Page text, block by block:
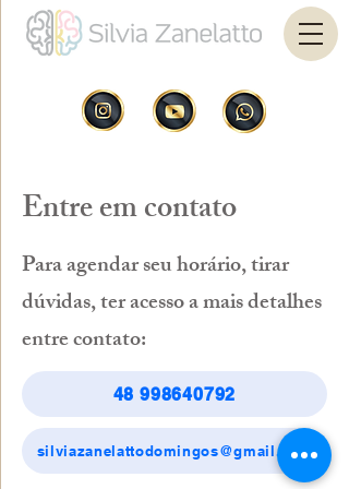
Entre em contato
Para agendar seu horário, tirar
dúvidas, ter acesso a mais detalhes
entre contato:
48 998640792
silviazanelattodomingos@gmail.com